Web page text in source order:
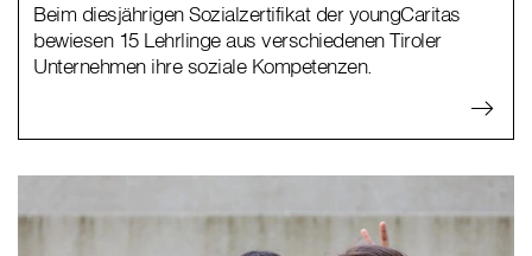
Beim diesjährigen Sozialzertifikat der youngCaritas
bewiesen 15 Lehrlinge aus verschiedenen Tiroler
Unternehmen ihre soziale Kompetenzen.